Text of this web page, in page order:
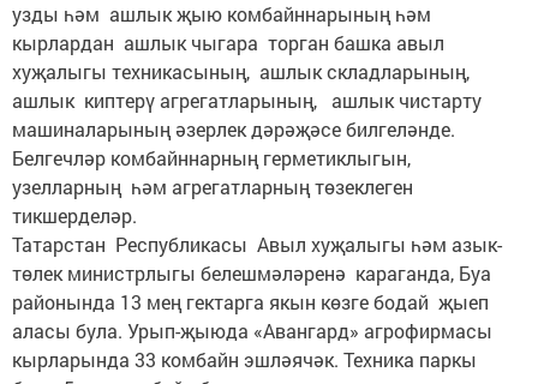
узды һәм ашлык җыю комбайннарының һәм
кырлардан ашлык чыгара торган башка авыл
хуҗалыгы техникасының, ашлык складларының,
ашлык киптерү агрегатларының, ашлык чистарту
машиналарының әзерлек дәрәҗәсе билгеләнде.
Белгечләр комбайннарның герметиклыгын,
узелларның һәм агрегатларның төзеклеген
тикшерделәр.
Татарстан Республикасы Авыл хуҗалыгы һәм азык-
төлек министрлыгы белешмәләренә караганда, Буа
районында 13 мең гектарга якын көзге бодай җыеп
аласы була. Урып-җыюда «Авангард» агрофирмасы
кырларында 33 комбайн эшләячәк. Техника паркы